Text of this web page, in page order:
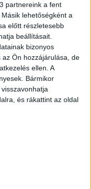
partnereink a fent
lehetőségként a
előtt részletesebb
beállításait.
bizonyos
Ön hozzájárulása, de
ellen. A
Bármikor
és rákattint az oldal